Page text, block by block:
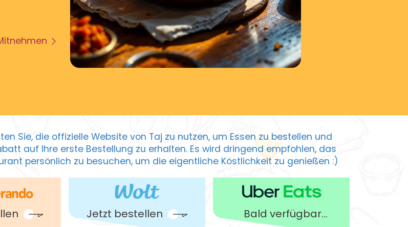
Sie, die offizielle Website von Taj zu nutzen, um Essen zu bestellen und
auf Ihre erste Bestellung zu erhalten. Es wird dringend empfohlen, das
persönlich zu besuchen, um die eigentliche Köstlichkeit zu genießen :)
Jetzt bestellen Bald verfügbar...